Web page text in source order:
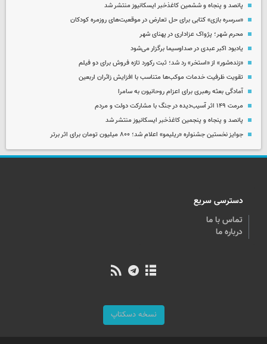
پانصد و پنجاه و ششمین کاغذخبر ایسکانیوز منتشر شد
«سرسره بازی» کتابی برای حل تعارض در موقعیت‌های روزمره کودکان
محرم شهر؛ پژواک عزاداری در پهنای شهر
یادبود اکبر عبدی در صداوسیما برگزار می‌شود
«زنده‌شور» از «استخر» رد شد؛ ثبت رکورد تازه فروش برای دو فیلم
تقویت ظرفیت خدمات موکب‌ها متناسب با افزایش زائران اربعین
آمادگی بعثه رهبری برای اعزام روحانیون به سامرا
مرمت ۱۴۹ اثر آسیب‌دیده در جنگ با مشارکت دولت و مردم
پانصد و پنجاه و پنجمین کاغذخبر ایسکانیوز منتشر شد
جوایز نخستین جشنواره «ریلیمو» اعلام شد؛ ۸۰۰ میلیون تومان برای اثر برتر
دسترسی سریع
تماس با ما
درباره ما
نسخه دسکتاپ